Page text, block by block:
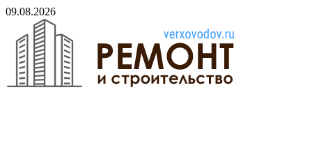
Skip
content
09.08.2026